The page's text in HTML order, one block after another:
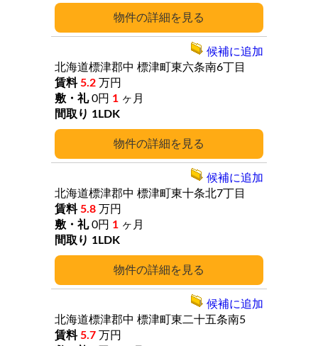
詳細
詳細
北海道標津郡中 標津町東六条南6丁目
5.2 万円
0円 1 ヶ月
1LDK
候補に追加
詳細
北海道標津郡中 標津町東十条北7丁目
5.8 万円
0円 1 ヶ月
1LDK
候補に追加
北海道標津郡中 標津町東二十五条南5
5.7 万円
候補に追加